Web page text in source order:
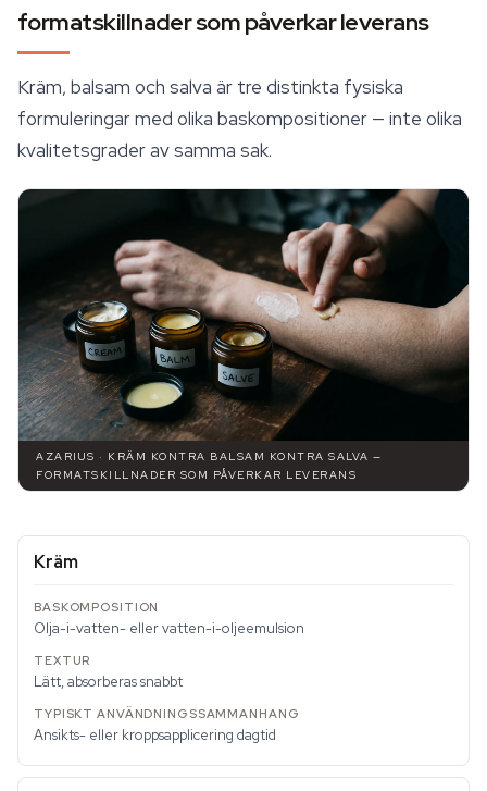
formatskillnader som påverkar leverans
Kräm, balsam och salva är tre distinkta fysiska
formuleringar med olika baskompositioner — inte olika
kvalitetsgrader av samma sak.
AZARIUS · KRÄM KONTRA BALSAM KONTRA SALVA —
FORMATSKILLNADER SOM PÅVERKAR LEVERANS
Kräm
Olja-i-vatten- eller vatten-i-oljeemulsion
Lätt, absorberas snabbt
Ansikts- eller kroppsapplicering dagtid